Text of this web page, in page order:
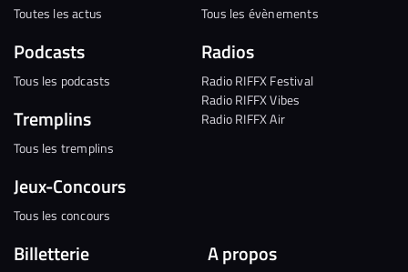
Toutes les actus
Podcasts
Tous les podcasts
Tremplins
Tous les tremplins
Jeux-Concours
Tous les concours
Tous les évènements
Radios
Radio RIFFX Festival
Radio RIFFX Vibes
Radio RIFFX Air
Billetterie A propos